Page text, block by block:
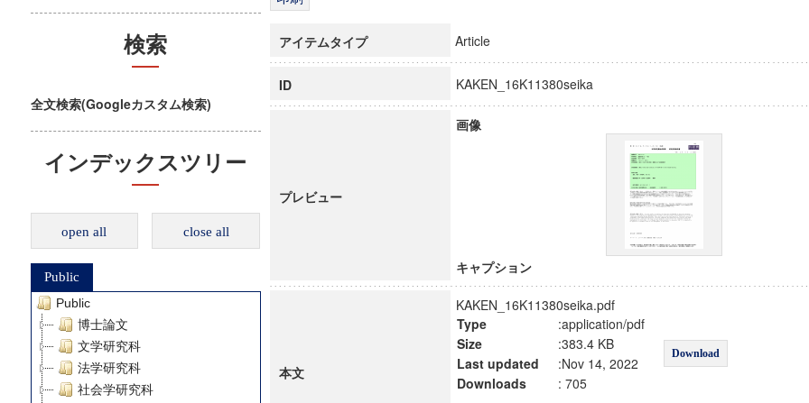
検索
全文検索(Googleカスタム検索)
インデックスツリー
open all close all
Public
Public
博士論文
文学研究科
法学研究科
社会学研究科
アイテムタイプ Article
ID KAKEN_16K11380seika
プレビュー
画像
キャプション
本文
KAKEN_16K11380seika.pdf
Type
:application/pdf
Download
Size
:383.4 KB
Last updated
:Nov 14, 2022
Downloads
: 705